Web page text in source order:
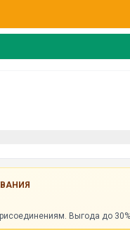
Выгода до